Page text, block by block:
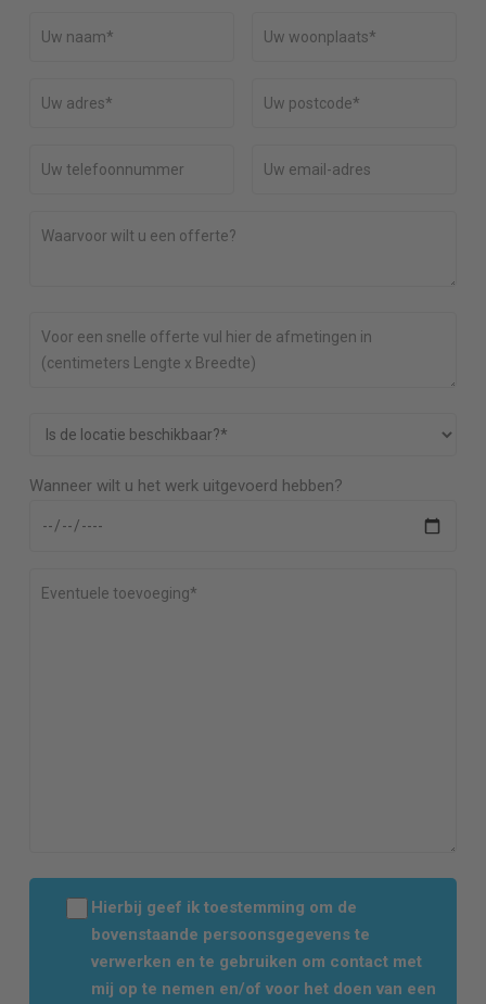
Wanneer wilt u het werk uitgevoerd hebben?
Hierbij geef ik toestemming om de
bovenstaande persoonsgegevens te
verwerken en te gebruiken om contact met
mij op te nemen en/of voor het doen van een